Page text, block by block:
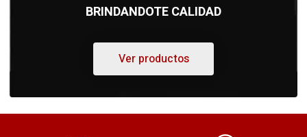
BRINDANDOTE CALIDAD
Ver productos